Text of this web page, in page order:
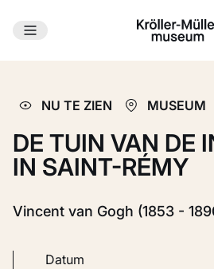
Ga naar hoofdinhoud
NU TE ZIEN MUSEUM
DE TUIN VAN DE
IN SAINT-RÉMY
Vincent van Gogh (1853 -
Datum